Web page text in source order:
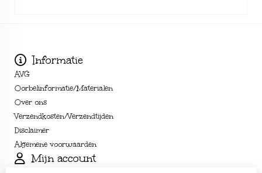
Informatie
AVG
Oorbelinformatie/Materialen
Over ons
Verzendkosten/Verzendtijden
Disclaimer
Algemene voorwaarden
Mijn account